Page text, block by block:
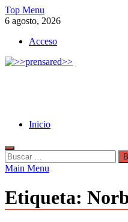
Skip
to
Top Menu
6 agosto, 2026
Acceso
Inicio
Buscar:
Main Menu
Etiqueta: